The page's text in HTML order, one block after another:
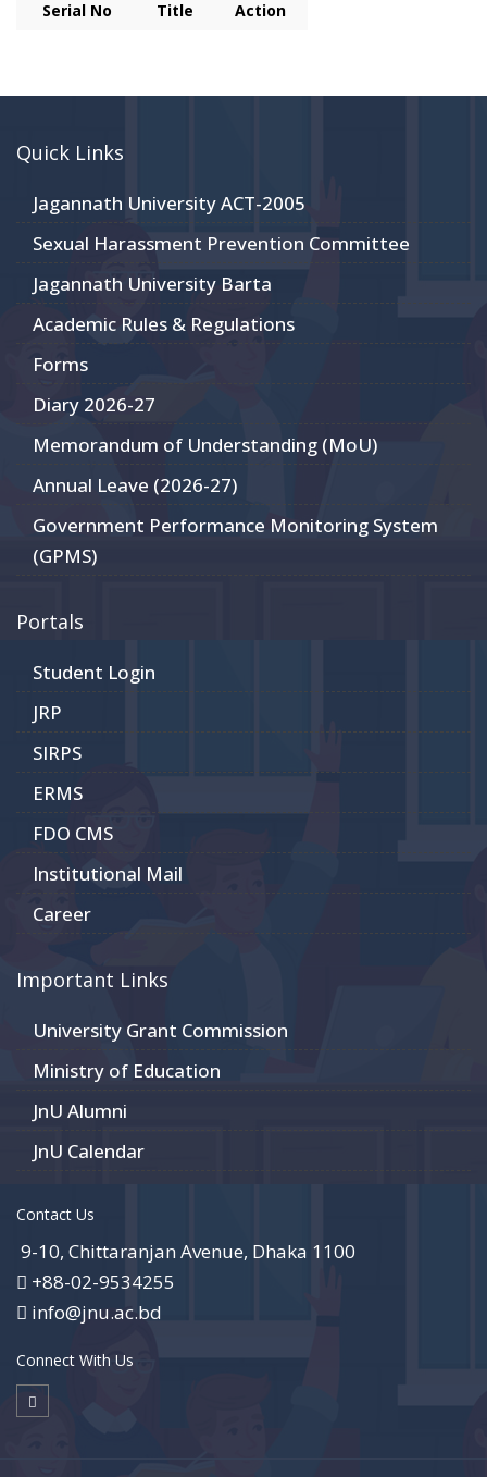
Serial No Title Action
Quick Links
Jagannath University ACT-2005
Sexual Harassment Prevention Committee
Jagannath University Barta
Academic Rules & Regulations
Forms
Diary 2026-27
Memorandum of Understanding (MoU)
Annual Leave (2026-27)
Government Performance Monitoring System
(GPMS)
Portals
Student Login
JRP
SIRPS
ERMS
FDO CMS
Institutional Mail
Career
Important Links
University Grant Commission
Ministry of Education
JnU Alumni
JnU Calendar
Contact Us
9-10, Chittaranjan Avenue, Dhaka 1100
+88-02-9534255
info@jnu.ac.bd
Connect With Us